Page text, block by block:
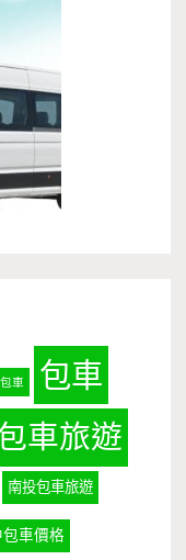
車 包車
車旅遊
南投包車旅遊
包車價格